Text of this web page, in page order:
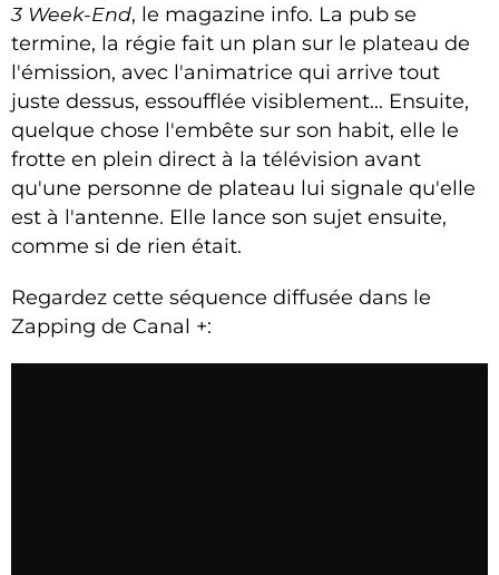
3 Week-End, le magazine info. La pub se
termine, la régie fait un plan sur le plateau de
l'émission, avec l'animatrice qui arrive tout
juste dessus, essoufflée visiblement... Ensuite,
quelque chose l'embête sur son habit, elle le
frotte en plein direct à la télévision avant
qu'une personne de plateau lui signale qu'elle
est à l'antenne. Elle lance son sujet ensuite,
comme si de rien était.
Regardez cette séquence diffusée dans le
Zapping de Canal +: